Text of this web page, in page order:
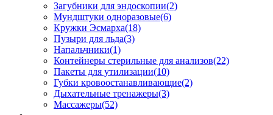
Загубники для эндоскопии(2)
Мундштуки одноразовые(6)
Кружки Эсмарха(18)
Пузыри для льда(3)
Напальчники(1)
Контейнеры стерильные для анализов(22)
Пакеты для утилизации(10)
Губки кровоостанавливающие(2)
Дыхательные тренажеры(3)
Массажеры(52)